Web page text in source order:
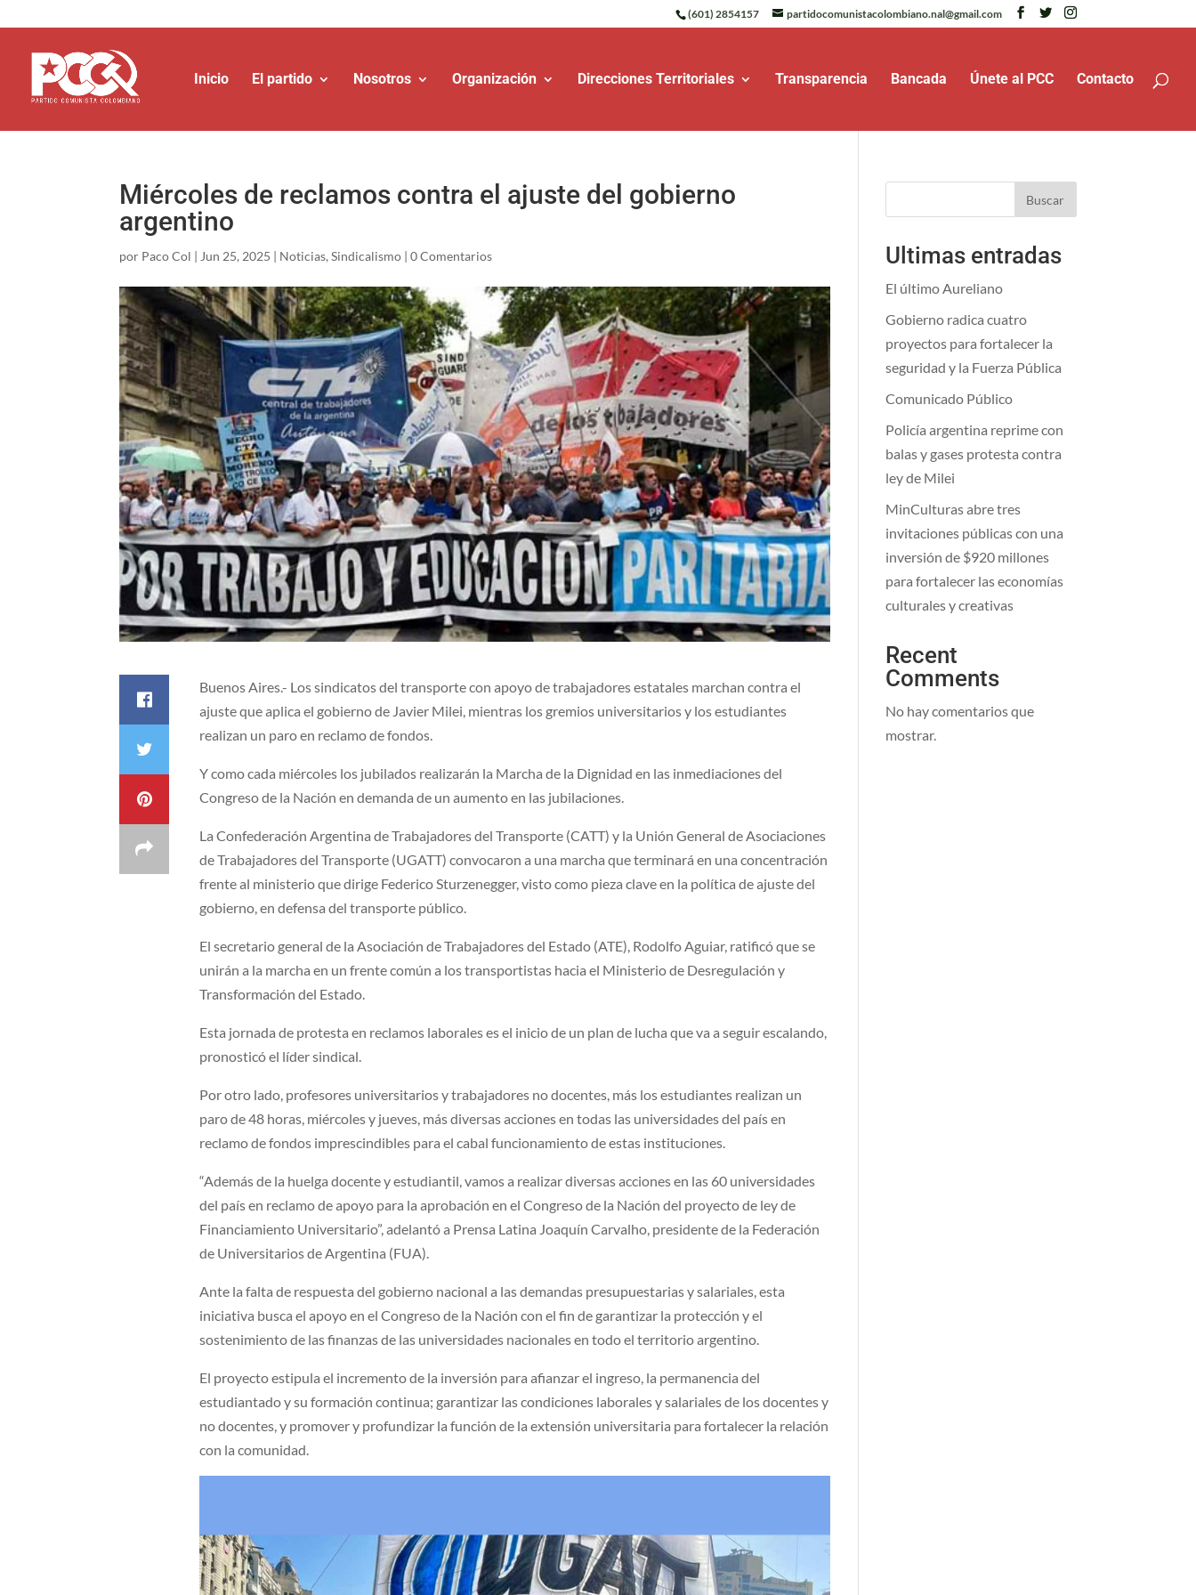
(601) 2854157 partidocomunistacolombiano.nal@gmail.com
Inicio El partido Nosotros Organización Direcciones Territoriales Transparencia Bancada Únete al PCC Contacto
Miércoles de reclamos contra el ajuste del gobierno
argentino
por Paco Col | Jun 25, 2025 | Noticias,Sindicalismo |0 Comentarios
Buenos Aires.- Los sindicatos del transporte con apoyo de trabajadores estatales marchan contra el
ajuste que aplica el gobierno de Javier Milei, mientras los gremios universitarios y los estudiantes
realizan un paro en reclamo de fondos.
Y como cada miércoles los jubilados realizarán la Marcha de la Dignidad en las inmediaciones del
Congreso de la Nación en demanda de un aumento en las jubilaciones.
La Confederación Argentina de Trabajadores del Transporte (CATT) y la Unión General de Asociaciones
de Trabajadores del Transporte (UGATT) convocaron a una marcha que terminará en una concentración
frente al ministerio que dirige Federico Sturzenegger, visto como pieza clave en la política de ajuste del
gobierno, en defensa del transporte público.
El secretario general de la Asociación de Trabajadores del Estado (ATE), Rodolfo Aguiar, ratificó que se
unirán a la marcha en un frente común a los transportistas hacia el Ministerio de Desregulación y
Transformación del Estado.
Esta jornada de protesta en reclamos laborales es el inicio de un plan de lucha que va a seguir escalando,
pronosticó el líder sindical.
Por otro lado, profesores universitarios y trabajadores no docentes, más los estudiantes realizan un
paro de 48 horas, miércoles y jueves, más diversas acciones en todas las universidades del país en
reclamo de fondos imprescindibles para el cabal funcionamiento de estas instituciones.
“Además de la huelga docente y estudiantil, vamos a realizar diversas acciones en las 60 universidades
del país en reclamo de apoyo para la aprobación en el Congreso de la Nación del proyecto de ley de
Financiamiento Universitario”, adelantó a Prensa Latina Joaquín Carvalho, presidente de la Federación
de Universitarios de Argentina (FUA).
Ante la falta de respuesta del gobierno nacional a las demandas presupuestarias y salariales, esta
iniciativa busca el apoyo en el Congreso de la Nación con el fin de garantizar la protección y el
sostenimiento de las finanzas de las universidades nacionales en todo el territorio argentino.
El proyecto estipula el incremento de la inversión para afianzar el ingreso, la permanencia del
estudiantado y su formación continua; garantizar las condiciones laborales y salariales de los docentes y
no docentes, y promover y profundizar la función de la extensión universitaria para fortalecer la relación
con la comunidad.
Buscar
Ultimas entradas
El último Aureliano
Gobierno radica cuatro
proyectos para fortalecer la
seguridad y la Fuerza Pública
Comunicado Público
Policía argentina reprime con
balas y gases protesta contra
ley de Milei
MinCulturas abre tres
invitaciones públicas con una
inversión de $920 millones
para fortalecer las economías
culturales y creativas
Recent
Comments
No hay comentarios que
mostrar.